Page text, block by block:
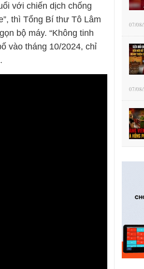
với chiến dịch chống
thì Tổng Bí thư Tô Lâm
bộ máy. “Không tinh
vào tháng 10/2024, chỉ
07/
07/